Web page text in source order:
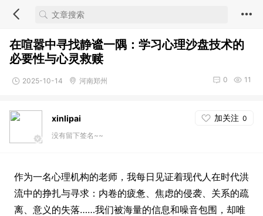
在喧嚣中寻找静谧一隅：学习心理沙盘技术的
必要性与心灵救赎
2025-10-14 河南郑州 11
0
xinlipai 加关注 0
没有留下签名~~
作为一名心理机构的老师，我每日见证着现代人在时代洪
流中的挣扎与寻求：内卷的疲惫、焦虑的侵袭、关系的疏
离、意义的失落……我们被海量的信息和噪音包围，却唯